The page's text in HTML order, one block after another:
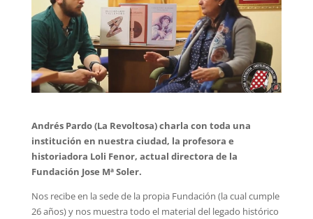
Andrés Pardo (La Revoltosa) charla con toda una
institución en nuestra ciudad, la profesora e
historiadora Loli Fenor, actual directora de la
Fundación Jose Mª Soler.
Nos recibe en la sede de la propia Fundación (la cual cumple
26 años) y nos muestra todo el material del legado histórico